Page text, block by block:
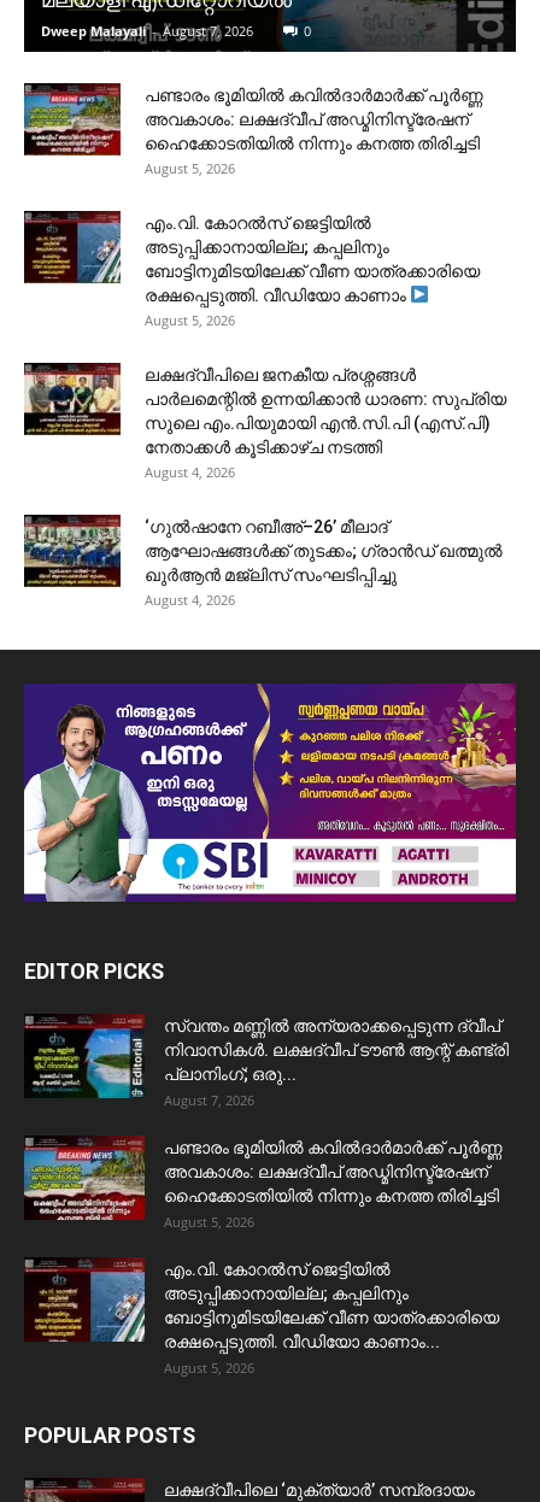
Dweep Malayali - August 7, 2026 0
പണ്ടാരം ഭൂമിയിൽ കവിൽദാർമാർക്ക് പൂർണ്ണ
അവകാശം: ലക്ഷദ്വീപ് അഡ്മിനിസ്ട്രേഷന്
ഹൈക്കോടതിയിൽ നിന്നും കനത്ത തിരിച്ചടി
August 5, 2026
​എം.വി. കോറൽസ് ജെട്ടിയിൽ
അടുപ്പിക്കാനായില്ല; കപ്പലിനും
ബോട്ടിനുമിടയിലേക്ക് വീണ യാത്രക്കാരിയെ
രക്ഷപ്പെടുത്തി. വീഡിയോ കാണാം
August 5, 2026
ലക്ഷദ്വീപിലെ ജനകീയ പ്രശ്നങ്ങൾ
പാർലമെന്റിൽ ഉന്നയിക്കാൻ ധാരണ: സുപ്രിയ
സുലെ എം.പിയുമായി എൻ.സി.പി (എസ്.പി)
നേതാക്കൾ കൂടിക്കാഴ്ച നടത്തി
August 4, 2026
‘ഗുൽഷാനേ റബീഅ്–26’ മീലാദ്
ആഘോഷങ്ങൾക്ക് തുടക്കം; ഗ്രാൻഡ് ഖത്മുൽ
ഖുർആൻ മജ്‌ലിസ് സംഘടിപ്പിച്ചു
August 4, 2026
EDITOR PICKS
സ്വന്തം മണ്ണിൽ അന്യരാക്കപ്പെടുന്ന ദ്വീപ്
നിവാസികൾ. ലക്ഷദ്വീപ് ടൗൺ ആന്റ് കണ്ട്രി
പ്ലാനിംഗ്; ഒരു...
August 7, 2026
പണ്ടാരം ഭൂമിയിൽ കവിൽദാർമാർക്ക് പൂർണ്ണ
അവകാശം: ലക്ഷദ്വീപ് അഡ്മിനിസ്ട്രേഷന്
ഹൈക്കോടതിയിൽ നിന്നും കനത്ത തിരിച്ചടി
August 5, 2026
​എം.വി. കോറൽസ് ജെട്ടിയിൽ
അടുപ്പിക്കാനായില്ല; കപ്പലിനും
ബോട്ടിനുമിടയിലേക്ക് വീണ യാത്രക്കാരിയെ
രക്ഷപ്പെടുത്തി. വീഡിയോ കാണാം...
August 5, 2026
POPULAR POSTS
ലക്ഷദ്വീപിലെ ‘മുക്ത്യാർ’ സമ്പ്രദായം